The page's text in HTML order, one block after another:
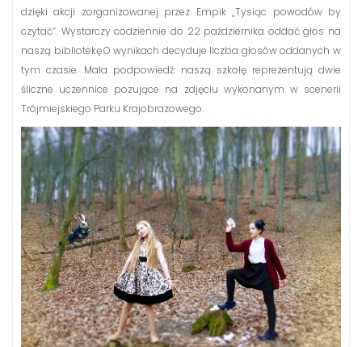
dzięki akcji zorganizowanej przez Empik „Tysiąc powodów by
czytać”. Wystarczy codziennie do 22 października oddać głos na
naszą bibliotekę.O wynikach decyduje liczba głosów oddanych w
tym czasie. Mała podpowiedź: naszą szkołę reprezentują dwie
śliczne uczennice pozujące na zdjęciu wykonanym w scenerii
Trójmiejskiego Parku Krajobrazowego.